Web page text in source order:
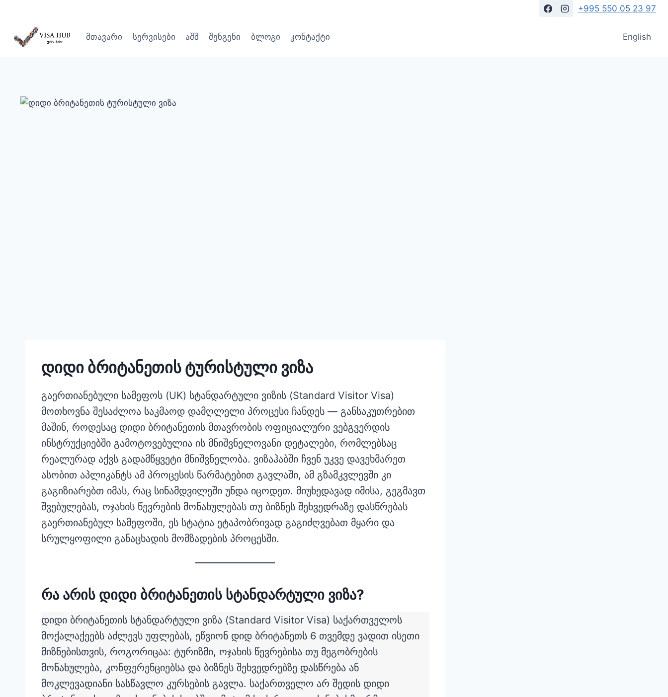
+995 550 05 23 97
მთავარი სერვისები აშშ შენგენი ბლოგი კონტაქტი English
დიდი ბრიტანეთის ტურისტული ვიზა
გაერთიანებული სამეფოს (UK) სტანდარტული ვიზის (Standard Visitor Visa)
მოთხოვნა შესაძლოა საკმაოდ დამღლელი პროცესი ჩანდეს — განსაკუთრებით
მაშინ, როდესაც დიდი ბრიტანეთის მთავრობის ოფიციალური ვებგვერდის
ინსტრუქციებში გამოტოვებულია ის მნიშვნელოვანი დეტალები, რომლებსაც
რეალურად აქვს გადამწყვეტი მნიშვნელობა. ვიზაჰაბში ჩვენ უკვე დავეხმარეთ
ასობით აპლიკანტს ამ პროცესის წარმატებით გავლაში, ამ გზამკვლევში კი
გაგიზიარებთ იმას, რაც სინამდვილეში უნდა იცოდეთ. მიუხედავად იმისა, გეგმავთ
შვებულებას, ოჯახის წევრების მონახულებას თუ ბიზნეს შეხვედრაზე დასწრებას
გაერთიანებულ სამეფოში, ეს სტატია ეტაპობრივად გაგიძღვებათ მყარი და
სრულყოფილი განაცხადის მომზადების პროცესში.
რა არის დიდი ბრიტანეთის სტანდარტული ვიზა?
დიდი ბრიტანეთის სტანდარტული ვიზა (Standard Visitor Visa) საქართველოს
მოქალაქეებს აძლევს უფლებას, ეწვიონ დიდ ბრიტანეთს 6 თვემდე ვადით ისეთი
მიზნებისთვის, როგორიცაა: ტურიზმი, ოჯახის წევრებისა თუ მეგობრების
მონახულება, კონფერენციებსა და ბიზნეს შეხვედრებზე დასწრება ან
მოკლევადიანი სასწავლო კურსების გავლა. საქართველო არ შედის დიდი